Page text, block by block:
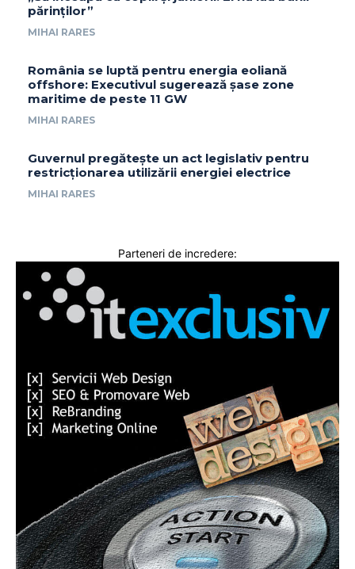
părinților”
MIHAI RARES
România se luptă pentru energia eoliană
offshore: Executivul sugerează șase zone
maritime de peste 11 GW
MIHAI RARES
Guvernul pregătește un act legislativ pentru
restricționarea utilizării energiei electrice
MIHAI RARES
Parteneri de incredere: